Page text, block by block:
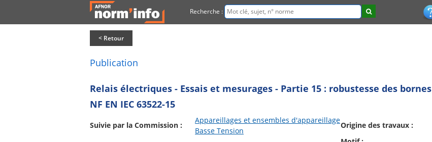
Recherche :
< Retour
Publication
Relais électriques - Essais et mesurages - Partie 15 : robustesse des bornes
NF EN IEC 63522-15
Suivie par la Commission :
Appareillages et ensembles d'appareillage
Basse Tension
Origine des travaux :